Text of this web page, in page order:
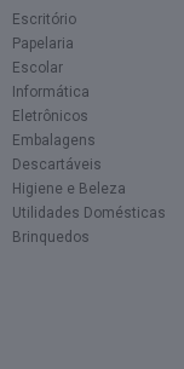
Escritório
Papelaria
Escolar
Informática
Eletrônicos
Embalagens
Descartáveis
Higiene e Beleza
Utilidades Domésticas
Brinquedos